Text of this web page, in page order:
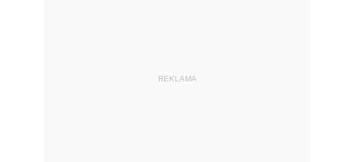
REKLAMA